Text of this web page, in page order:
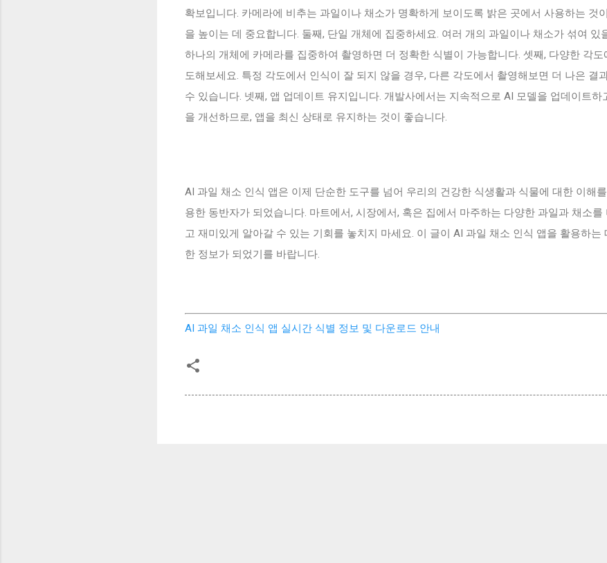
확보입니다. 카메라에 비추는 과일이나 채소가 명확하게 보이도록 밝은 곳에서 사용하는 것
을 높이는 데 중요합니다. 둘째, 단일 개체에 집중하세요. 여러 개의 과일이나 채소가 섞여 있
하나의 개체에 카메라를 집중하여 촬영하면 더 정확한 식별이 가능합니다. 셋째, 다양한 각도
도해보세요. 특정 각도에서 인식이 잘 되지 않을 경우, 다른 각도에서 촬영해보면 더 나은 결
수 있습니다. 넷째, 앱 업데이트 유지입니다. 개발사에서는 지속적으로 AI 모델을 업데이트하
을 개선하므로, 앱을 최신 상태로 유지하는 것이 좋습니다.
AI 과일 채소 인식 앱은 이제 단순한 도구를 넘어 우리의 건강한 식생활과 식물에 대한 이해
용한 동반자가 되었습니다. 마트에서, 시장에서, 혹은 집에서 마주하는 다양한 과일과 채소를
고 재미있게 알아갈 수 있는 기회를 놓치지 마세요. 이 글이 AI 과일 채소 인식 앱을 활용하는
한 정보가 되었기를 바랍니다.
AI 과일 채소 인식 앱 실시간 식별 정보 및 다운로드 안내